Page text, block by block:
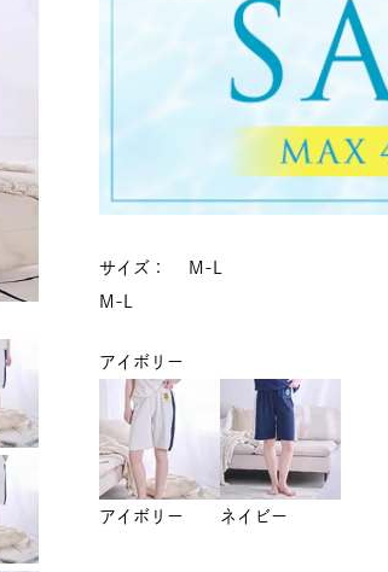
サイズ
M-L
M-L
アイボリー
アイボリー ネイビー